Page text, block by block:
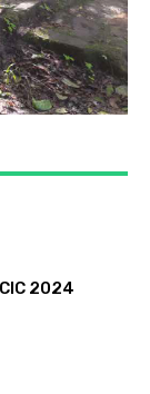
2024